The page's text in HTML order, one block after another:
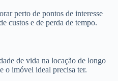
perto de pontos de interesse
custos e de perda de tempo.
de vida na locação de longo
o imóvel ideal precisa ter.